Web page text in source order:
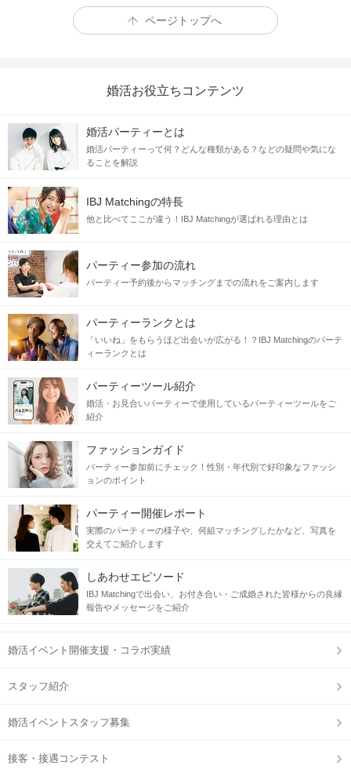
ページトップへ
婚活お役立ちコンテンツ
婚活パーティーとは
婚活パーティーって何？どんな種類がある？などの疑問や気にな
ることを解説
IBJ Matchingの特長
他と比べてここが違う！IBJ Matchingが選ばれる理由とは
パーティー参加の流れ
パーティー予約後からマッチングまでの流れをご案内します
パーティーランクとは
「いいね」をもらうほど出会いが広がる！？IBJ Matchingのパーテ
ィーランクとは
パーティーツール紹介
婚活・お見合いパーティーで使用しているパーティーツールをご
紹介
ファッションガイド
パーティー参加前にチェック！性別・年代別で好印象なファッシ
ョンのポイント
パーティー開催レポート
実際のパーティーの様子や、何組マッチングしたかなど、写真を
交えてご紹介します
しあわせエピソード
IBJ Matchingで出会い、お付き合い・ご成婚された皆様からの良縁
報告やメッセージをご紹介
婚活イベント開催支援・コラボ実績
スタッフ紹介
婚活イベントスタッフ募集
接客・接遇コンテスト